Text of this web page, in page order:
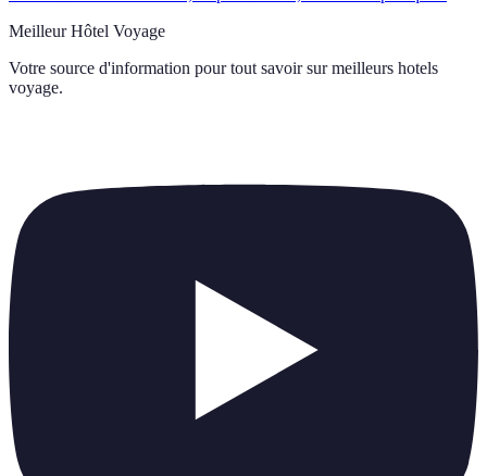
Meilleur Hôtel Voyage
Votre source d'information pour tout savoir sur meilleurs hotels
voyage.